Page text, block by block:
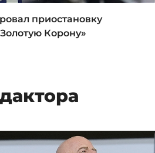
приостановку
Корону»